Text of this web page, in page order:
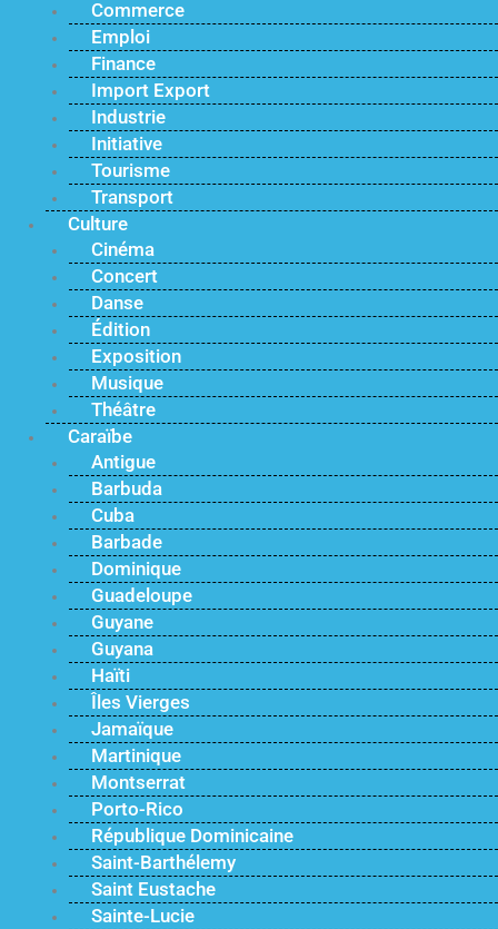
Commerce
Emploi
Finance
Import Export
Industrie
Initiative
Tourisme
Transport
Culture
Cinéma
Concert
Danse
Édition
Exposition
Musique
Théâtre
Caraïbe
Antigue
Barbuda
Cuba
Barbade
Dominique
Guadeloupe
Guyane
Guyana
Haïti
Îles Vierges
Jamaïque
Martinique
Montserrat
Porto-Rico
République Dominicaine
Saint-Barthélemy
Saint Eustache
Sainte-Lucie